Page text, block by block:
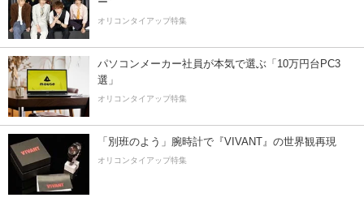
オリコンタイアップ特集
パソコンメーカー社員が本気で選ぶ「10万円台PC3
選」
オリコンタイアップ特集
「別班のよう」腕時計で『VIVANT』の世界観再現
オリコンタイアップ特集